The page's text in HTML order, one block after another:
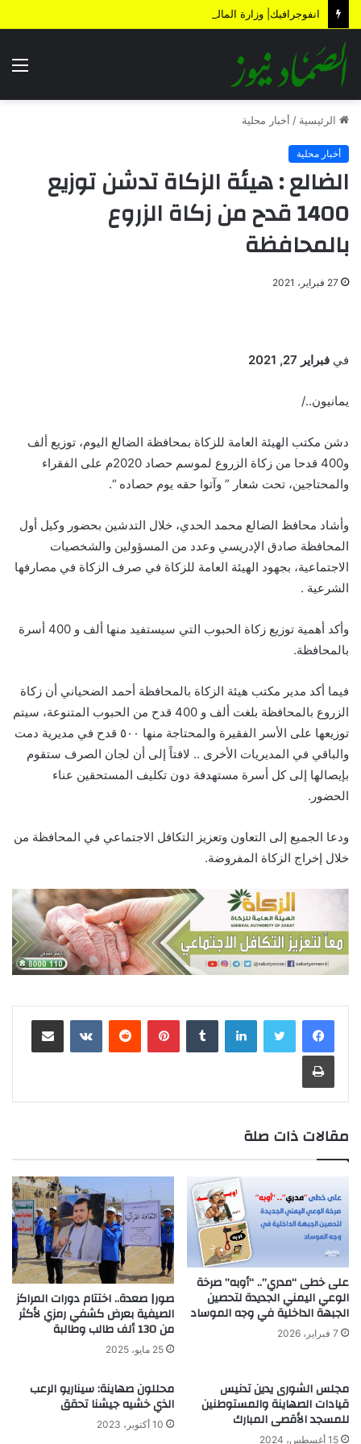
الرئيسية / أخبار محلية
أخبار محلية
الضالع : هيئة الزكاة تدشن توزيع
1400 قدح من زكاة الزروع
بالمحافظة
27 فبراير، 2021
في فبراير 27, 2021
يمانيون../
دشن مكتب الهيئة العامة للزكاة بمحافظة الضالع اليوم، توزيع ألف
و400 قدحا من زكاة الزروع لموسم حصاد 2020م على الفقراء
والمحتاجين، تحت شعار ” وآتوا حقه يوم حصاده “.
وأشاد محافظ الضالع محمد الحدي، خلال التدشين بحضور وكيل أول
المحافظة صادق الإدريسي وعدد من المسؤولين والشخصيات
الاجتماعية، بجهود الهيئة العامة للزكاة في صرف الزكاة في مصارفها
الشرعية .
وأكد أهمية توزيع زكاة الحبوب التي سيستفيد منها ألف و 400 أسرة
بالمحافظة.
فيما أكد مدير مكتب هيئة الزكاة بالمحافظة أحمد الضحياني أن زكاة
الزروع بالمحافظة بلغت ألف و 400 قدح من الحبوب المتنوعة، سيتم
توزيعها على الأسر الفقيرة والمحتاجة منها ٥٠٠ قدح في مديرية دمت
والباقي في المديريات الأخرى .. لافتاً إلى أن لجان الصرف ستقوم
بإيصالها إلى كل أسرة مستهدفة دون تكليف المستحقين عناء
الحضور.
ودعا الجميع إلى التعاون وتعزيز التكافل الاجتماعي في المحافظة من
خلال إخراج الزكاة المفروضة.
لينكدإن بينتيريست
مقالات ذات صلة
على خطى “مدري”.. “أوبه” صرخة
الوعي اليمني الجديدة لتحصين
الجبهة الداخلية في وجه الموساد
7 فبراير، 2026
صور| صعدة.. اختتام دورات المراكز
الصيفية بعرض كشفي رمزي لأكثر
من 130 ألف طالب وطالبة
25 مايو، 2025
مجلس الشورى يدين تدنيس
قيادات الصهاينة والمستوطنين
للمسجد الأقصى المبارك
15 أغسطس، 2024
محللون صهاينة: سيناريو الرعب
الذي خشيه جيشنا تحقق
10 أكتوبر، 2023